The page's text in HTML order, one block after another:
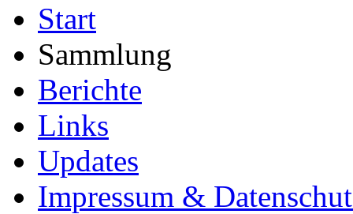
Start
Sammlung
Berichte
Links
Updates
Impressum &